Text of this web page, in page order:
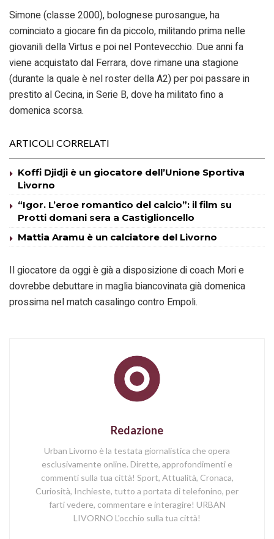
Simone (classe 2000), bolognese purosangue, ha
cominciato a giocare fin da piccolo, militando prima nelle
giovanili della Virtus e poi nel Pontevecchio. Due anni fa
viene acquistato dal Ferrara, dove rimane una stagione
(durante la quale è nel roster della A2) per poi passare in
prestito al Cecina, in Serie B, dove ha militato fino a
domenica scorsa.
ARTICOLI CORRELATI
Koffi Djidji è un giocatore dell’Unione Sportiva
Livorno
“Igor. L’eroe romantico del calcio”: il film su
Protti domani sera a Castiglioncello
Mattia Aramu è un calciatore del Livorno
Il giocatore da oggi è già a disposizione di coach Mori e
dovrebbe debuttare in maglia biancovinata già domenica
prossima nel match casalingo contro Empoli.
Redazione
Urban Livorno è la testata giornalistica che opera
esclusivamente online. Dirette, approfondimenti e
commenti sulla tua città! Sport, Attualità, Cronaca,
Curiosità, Inchieste, tutto a portata di telefonino, per
farti vedere, commentare e interagire! URBAN
LIVORNO L'occhio sulla tua città!